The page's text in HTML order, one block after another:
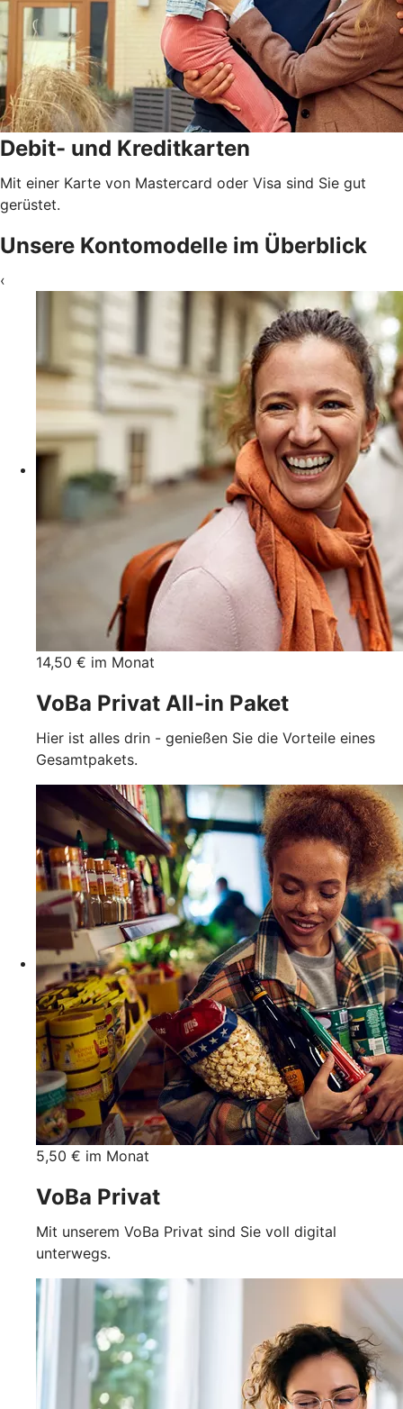
Debit- und Kreditkarten
Mit einer Karte von Mastercard oder Visa sind Sie gut
gerüstet.
Unsere Kontomodelle im Überblick
‹
14,50 € im Monat
VoBa Privat All-in Paket
Hier ist alles drin - genießen Sie die Vorteile eines
Gesamtpakets.
5,50 € im Monat
VoBa Privat
Mit unserem VoBa Privat sind Sie voll digital
unterwegs.